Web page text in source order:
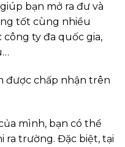
bạn mở ra đư và
tốt cùng nhiều
công ty đa quốc gia,
được chấp nhận trên
mình, bạn có thể
ra trường. Đặc biệt, tại